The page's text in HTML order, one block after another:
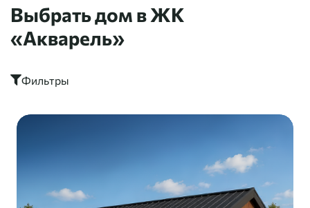
Выбрать дом в ЖК
«Акварель»
Фильтры